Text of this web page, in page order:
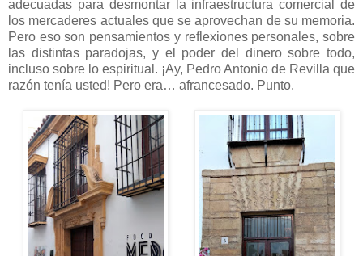
adecuadas para desmontar la infraestructura comercial de
los mercaderes actuales que se aprovechan de su memoria.
Pero eso son pensamientos y reflexiones personales, sobre
las distintas paradojas, y el poder del dinero sobre todo,
incluso sobre lo espiritual. ¡Ay, Pedro Antonio de Revilla que
razón tenía usted! Pero era… afrancesado. Punto.